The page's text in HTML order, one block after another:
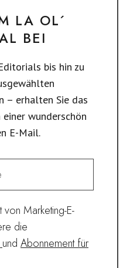
LA OL´
BEI
bis hin zu
– erhalten Sie das
einer wunderschön
E-Mail.
von Marketing-E-
die
und Abonnement für